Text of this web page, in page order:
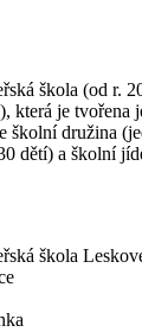
škola (od r.
která je tvořena
školní družina
30 dětí)
škola